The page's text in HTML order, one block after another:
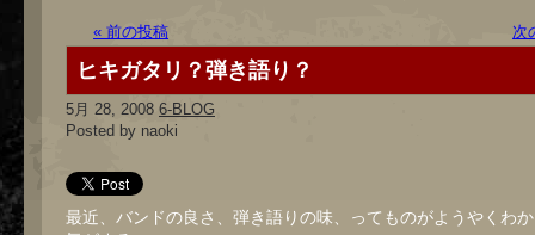
« 前の投稿 次
ヒキガタリ？弾き語り？
5月 28, 2008 6-BLOG
Posted by naoki
最近、バンドの良さ、弾き語りの味、ってものがようやくわ